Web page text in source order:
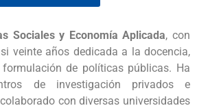
Sociales y Economía Aplicada, con
veinte años dedicada a la docencia,
de políticas públicas. Ha
de investigación privados e
con diversas universidades